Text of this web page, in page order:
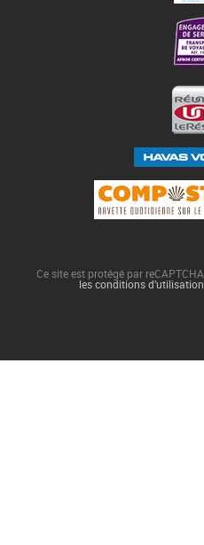
Ce site est protégé par reCAPTCHA.
les conditions d’utilisation